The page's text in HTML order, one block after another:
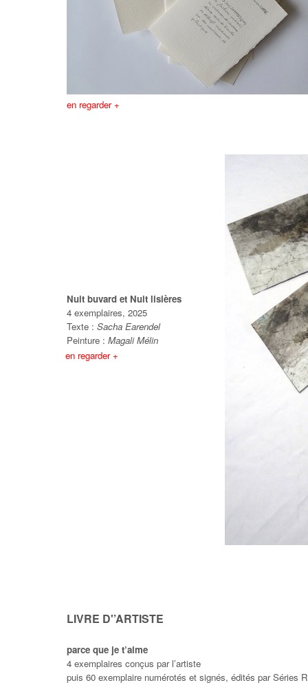
en regarder +
Nuit buvard et Nuit lisières
4 exemplaires, 2025
Texte : Sacha Earendel
Peinture : Magali Mélin
en regarder +
LIVRE D'’ARTISTE
parce que je t’aime
4 exemplaires conçus par l’artiste
puis 60 exemplaire numérotés et signés, édités par Séries